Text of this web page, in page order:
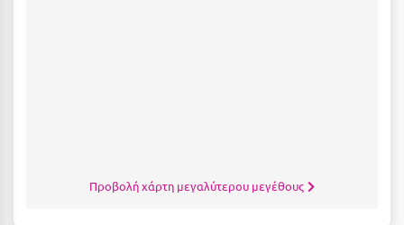
Προβολή χάρτη μεγαλύτερου μεγέθους